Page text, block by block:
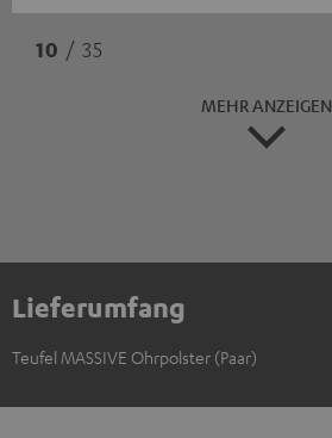
10 / 35
MEHR ANZEIGEN
Lieferumfang
Teufel MASSIVE Ohrpolster (Paar)